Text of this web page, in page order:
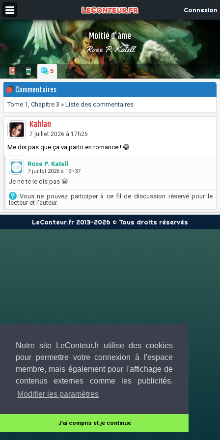
Notre site LeConteur.fr utilise des cookies
pour permettre votre connexion à l'espace
membre, mais également pour l'affichage de
contenus externes comme les publicités.
Modifier les paramètres
J'ai compris et je continue
Connexion
Moitié d'âme
Rose P. Katell
5
Commentaires
Tome 1, Chapitre 3 » Liste des commentaires
Kahlan
7 juillet 2026 à 17h25
Me dis pas que ça va partir en romance ! 😁
Rose P. Katell
7 juillet 2026 à 19h37
Je ne te le dis pas 😁
Vous ne pouvez participer à ce fil de discussion réservé pour le
lecteur et l'auteur.
LeConteur.fr 2013-2026 © Tous droits réservés